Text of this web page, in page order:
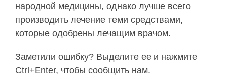
народной медицины, однако лучше всего
производить лечение теми средствами,
которые одобрены лечащим врачом.
Заметили ошибку? Выделите ее и нажмите
Ctrl+Enter, чтобы сообщить нам.